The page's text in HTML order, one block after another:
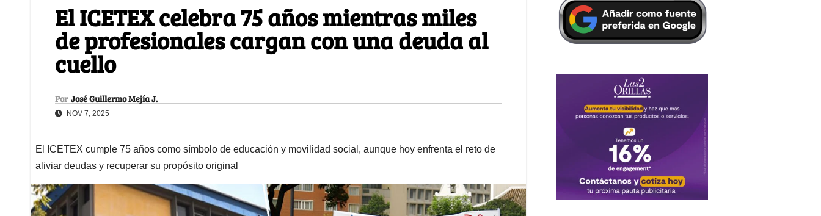
El ICETEX celebra 75 años mientras miles
de profesionales cargan con una deuda al
cuello
Por José Guillermo Mejía J.
NOV 7, 2025
El ICETEX cumple 75 años como símbolo de educación y movilidad social, aunque hoy enfrenta el reto de
aliviar deudas y recuperar su propósito original